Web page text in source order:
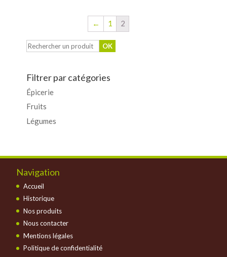
← 1 2
Filtrer par catégories
Épicerie
Fruits
Légumes
Navigation
Accueil
Historique
Nos produits
Nous contacter
Mentions légales
Politique de confidentialité